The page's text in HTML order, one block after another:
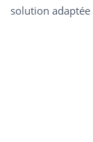
solution